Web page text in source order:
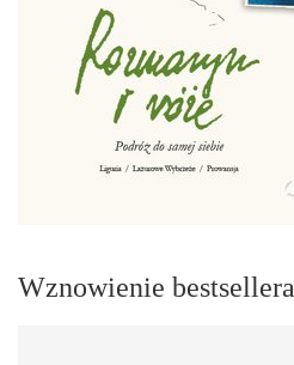
Wznowienie bestsellera